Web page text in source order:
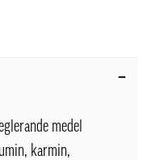
medel
karmin,